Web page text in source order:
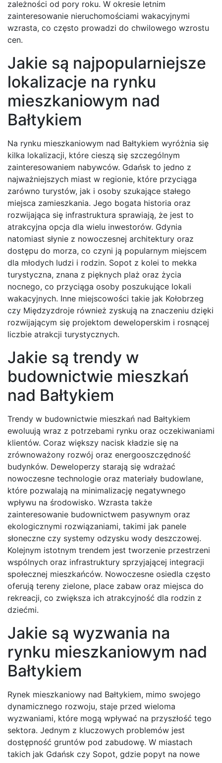
zależności od pory roku. W okresie letnim
zainteresowanie nieruchomościami wakacyjnymi
wzrasta, co często prowadzi do chwilowego wzrostu
cen.
Jakie są najpopularniejsze
lokalizacje na rynku
mieszkaniowym nad
Bałtykiem
Na rynku mieszkaniowym nad Bałtykiem wyróżnia się
kilka lokalizacji, które cieszą się szczególnym
zainteresowaniem nabywców. Gdańsk to jedno z
najważniejszych miast w regionie, które przyciąga
zarówno turystów, jak i osoby szukające stałego
miejsca zamieszkania. Jego bogata historia oraz
rozwijająca się infrastruktura sprawiają, że jest to
atrakcyjna opcja dla wielu inwestorów. Gdynia
natomiast słynie z nowoczesnej architektury oraz
dostępu do morza, co czyni ją popularnym miejscem
dla młodych ludzi i rodzin. Sopot z kolei to mekka
turystyczna, znana z pięknych plaż oraz życia
nocnego, co przyciąga osoby poszukujące lokali
wakacyjnych. Inne miejscowości takie jak Kołobrzeg
czy Międzyzdroje również zyskują na znaczeniu dzięki
rozwijającym się projektom deweloperskim i rosnącej
liczbie atrakcji turystycznych.
Jakie są trendy w
budownictwie mieszkań
nad Bałtykiem
Trendy w budownictwie mieszkań nad Bałtykiem
ewoluują wraz z potrzebami rynku oraz oczekiwaniami
klientów. Coraz większy nacisk kładzie się na
zrównoważony rozwój oraz energooszczędność
budynków. Deweloperzy starają się wdrażać
nowoczesne technologie oraz materiały budowlane,
które pozwalają na minimalizację negatywnego
wpływu na środowisko. Wzrasta także
zainteresowanie budownictwem pasywnym oraz
ekologicznymi rozwiązaniami, takimi jak panele
słoneczne czy systemy odzysku wody deszczowej.
Kolejnym istotnym trendem jest tworzenie przestrzeni
wspólnych oraz infrastruktury sprzyjającej integracji
społecznej mieszkańców. Nowoczesne osiedla często
oferują tereny zielone, place zabaw oraz miejsca do
rekreacji, co zwiększa ich atrakcyjność dla rodzin z
dziećmi.
Jakie są wyzwania na
rynku mieszkaniowym nad
Bałtykiem
Rynek mieszkaniowy nad Bałtykiem, mimo swojego
dynamicznego rozwoju, staje przed wieloma
wyzwaniami, które mogą wpływać na przyszłość tego
sektora. Jednym z kluczowych problemów jest
dostępność gruntów pod zabudowę. W miastach
takich jak Gdańsk czy Sopot, gdzie popyt na nowe